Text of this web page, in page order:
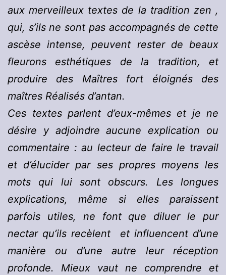
aux merveilleux textes de la tradition zen ,
qui, s’ils ne sont pas accompagnés de cette
ascèse intense, peuvent rester de beaux
fleurons esthétiques de la tradition, et
produire des Maîtres fort éloignés des
maîtres Réalisés d’antan.
Ces textes parlent d’eux-mêmes et je ne
désire y adjoindre aucune explication ou
commentaire : au lecteur de faire le travail
et d’élucider par ses propres moyens les
mots qui lui sont obscurs. Les longues
explications, même si elles paraissent
parfois utiles, ne font que diluer le pur
nectar qu’ils recèlent et influencent d’une
manière ou d’une autre leur réception
profonde. Mieux vaut ne comprendre et